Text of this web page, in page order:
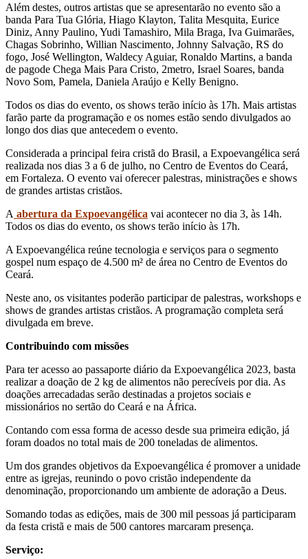
Além destes, outros artistas que se apresentarão no evento são a
banda Para Tua Glória, Hiago Klayton, Talita Mesquita, Eurice
Diniz, Anny Paulino, Yudi Tamashiro, Mila Braga, Iva Guimarães,
Chagas Sobrinho, Willian Nascimento, Johnny Salvação, RS do
fogo, José Wellington, Waldecy Aguiar, Ronaldo Martins, a banda
de pagode Chega Mais Para Cristo, 2metro, Israel Soares, banda
Novo Som, Pamela, Daniela Araújo e Kelly Benigno.
Todos os dias do evento, os shows terão início às 17h. Mais artistas
farão parte da programação e os nomes estão sendo divulgados ao
longo dos dias que antecedem o evento.
Considerada a principal feira cristã do Brasil, a Expoevangélica será
realizada nos dias 3 a 6 de julho, no Centro de Eventos do Ceará,
em Fortaleza. O evento vai oferecer palestras, ministrações e shows
de grandes artistas cristãos.
A abertura da Expoevangélica vai acontecer no dia 3, às 14h.
Todos os dias do evento, os shows terão início às 17h.
A Expoevangélica reúne tecnologia e serviços para o segmento
gospel num espaço de 4.500 m² de área no Centro de Eventos do
Ceará.
Neste ano, os visitantes poderão participar de palestras, workshops e
shows de grandes artistas cristãos. A programação completa será
divulgada em breve.
Contribuindo com missões
Para ter acesso ao passaporte diário da Expoevangélica 2023, basta
realizar a doação de 2 kg de alimentos não perecíveis por dia. As
doações arrecadadas serão destinadas a projetos sociais e
missionários no sertão do Ceará e na África.
Contando com essa forma de acesso desde sua primeira edição, já
foram doados no total mais de 200 toneladas de alimentos.
Um dos grandes objetivos da Expoevangélica é promover a unidade
entre as igrejas, reunindo o povo cristão independente da
denominação, proporcionando um ambiente de adoração a Deus.
Somando todas as edições, mais de 300 mil pessoas já participaram
da festa cristã e mais de 500 cantores marcaram presença.
Serviço: